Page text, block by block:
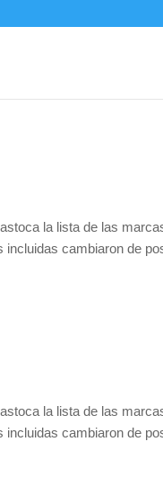
la lista de las
cambiaron de
la lista de las
cambiaron de